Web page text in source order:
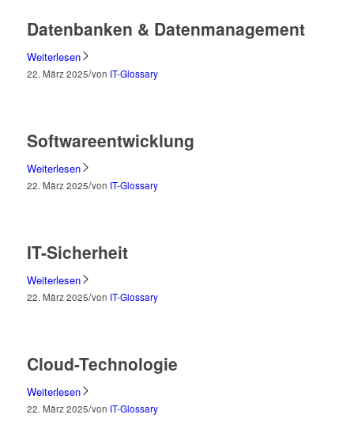
Datenbanken & Datenmanagement
Weiterlesen
22. März 2025/von IT-Glossary
Softwareentwicklung
Weiterlesen
22. März 2025/von IT-Glossary
IT-Sicherheit
Weiterlesen
22. März 2025/von IT-Glossary
Cloud-Technologie
Weiterlesen
22. März 2025/von IT-Glossary